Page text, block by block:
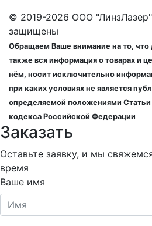
© 2019-2026 ООО
защищены
Обращаем Ваше внимание на то, что
также вся информация о товарах и
нём, носит исключительно
при каких условиях не является
определяемой положениями
кодекса Российской Федерации
Заказать
Оставьте заявку, и мы
время
Ваше имя